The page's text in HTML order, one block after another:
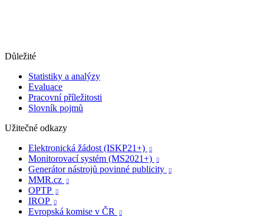
Důležité
Statistiky a analýzy
Evaluace
Pracovní příležitosti
Slovník pojmů
Užitečné odkazy
Elektronická žádost (ISKP21+)

Monitorovací systém (MS2021+) 
Generátor nástrojů povinné publicity 
MMR.cz 
OPTP 
IROP 
Evropská komise v ČR 